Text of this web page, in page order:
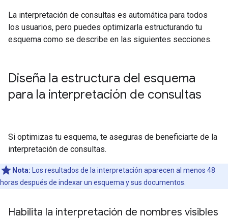
La interpretación de consultas es automática para todos
los usuarios, pero puedes optimizarla estructurando tu
esquema como se describe en las siguientes secciones.
Diseña la estructura del esquema
para la interpretación de consultas
Si optimizas tu esquema, te aseguras de beneficiarte de la
interpretación de consultas.
Nota: Los resultados de la interpretación aparecen al menos 48
horas después de indexar un esquema y sus documentos.
Habilita la interpretación de nombres visibles